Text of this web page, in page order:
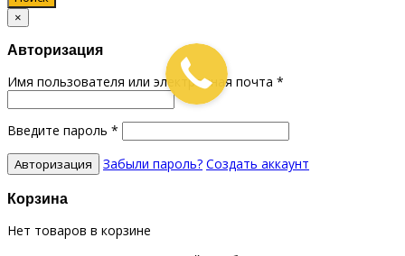
×
Авторизация
Имя пользователя или электронная почта *
Введите пароль *
Забыли пароль? Создать аккаунт
Корзина
Нет товаров в корзине